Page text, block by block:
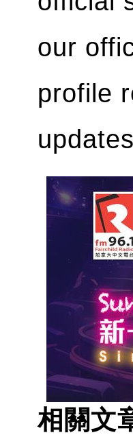
our
profile
相關文